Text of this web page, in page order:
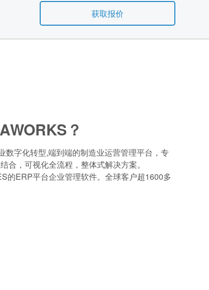
获取报价
？
数字化转型,端到端的制造业运营管理平台，专
合，可视化全流程，整体式解决方案。
的ERP平台企业管理软件。全球客户超1600多